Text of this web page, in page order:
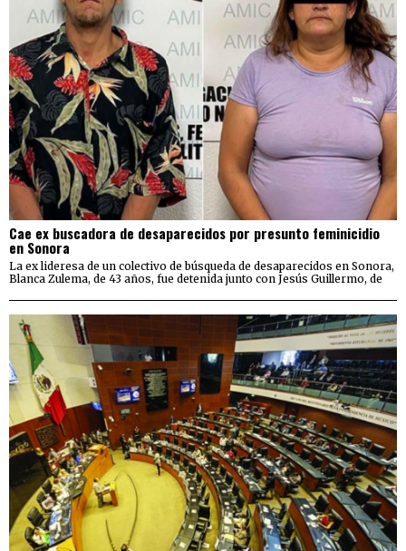
Cae ex buscadora de desaparecidos por presunto feminicidio
en Sonora
La ex lideresa de un colectivo de búsqueda de desaparecidos en Sonora,
Blanca Zulema, de 43 años, fue detenida junto con Jesús Guillermo, de